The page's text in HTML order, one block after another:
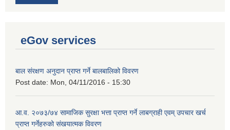
eGov services
बाल संरक्षण अनुदान प्राप्त गर्ने बालबालिको विवरण
Post date: Mon, 04/11/2016 - 15:30
आ.व. २०७३/७४ सामाजिक सुरक्षा भत्ता प्राप्त गर्ने लाबग्राही एवम् उपचार खर्च
प्राप्त गर्नेहरुको संखयात्मक विवरण